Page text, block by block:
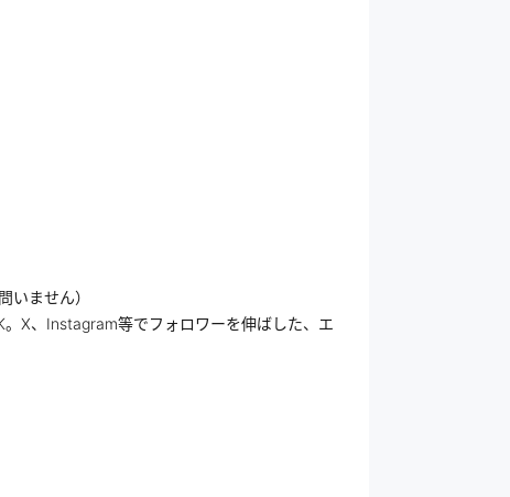
ません）
X、Instagram等でフォロワーを伸ばした、エ